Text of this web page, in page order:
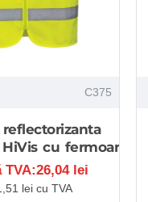
C375
reflectorizanta
cu fermoar
TVA:26,04 lei
lei cu TVA